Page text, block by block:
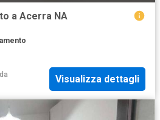
a Acerra NA
da
Visualizza dettagli